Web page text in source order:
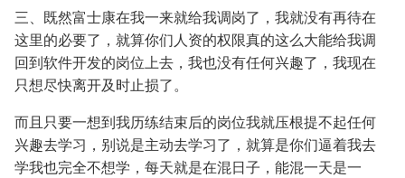
三、既然富士康在我一来就给我调岗了，我就没有再待在
这里的必要了，就算你们人资的权限真的这么大能给我调
回到软件开发的岗位上去，我也没有任何兴趣了，我现在
只想尽快离开及时止损了。
而且只要一想到我历练结束后的岗位我就压根提不起任何
兴趣去学习，别说是主动去学习了，就算是你们逼着我去
学我也完全不想学，每天就是在混日子，能混一天是一